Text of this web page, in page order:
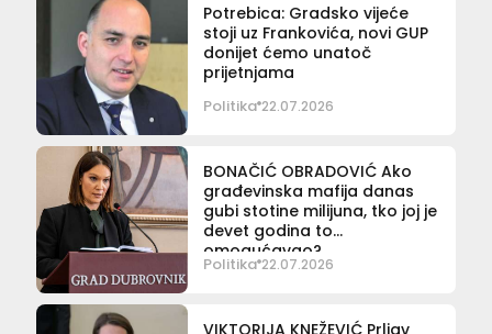
Potrebica: Gradsko vijeće
stoji uz Frankovića, novi GUP
donijet ćemo unatoč
prijetnjama
Politika 22.07.2026
BONAČIĆ OBRADOVIĆ Ako
građevinska mafija danas
gubi stotine milijuna, tko joj je
devet godina to
omogućavao?
Politika 22.07.2026
VIKTORIJA KNEŽEVIĆ Prljav